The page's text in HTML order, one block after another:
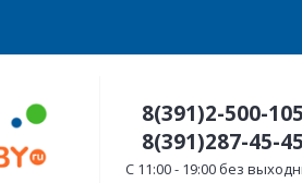
8(391)2-500-105
8(391)287-45-45
C 11:00 - 19:00 без